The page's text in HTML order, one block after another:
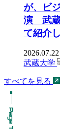
が、ビ
演 武蔵
て紹介
武蔵大学
すべてを見る